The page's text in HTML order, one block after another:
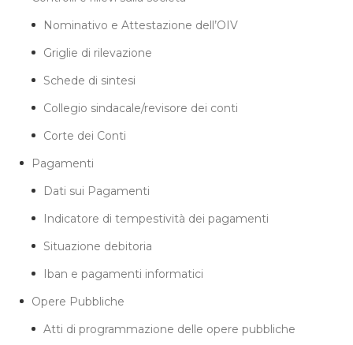
Nominativo e Attestazione dell’OIV
Griglie di rilevazione
Schede di sintesi
Collegio sindacale/revisore dei conti
Corte dei Conti
Pagamenti
Dati sui Pagamenti
Indicatore di tempestività dei pagamenti
Situazione debitoria
Iban e pagamenti informatici
Opere Pubbliche
Atti di programmazione delle opere pubbliche